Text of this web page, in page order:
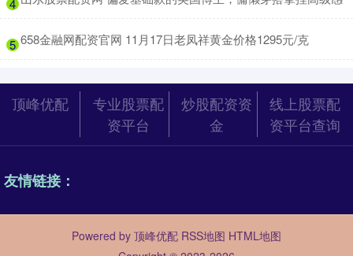
4
5 ​658金融网配资官网 11月17日老凤祥黄金价格1295元/克
顶峰优配
专业股票配
资平台
炒股配资资
金
线上股票配
资平台查询
友情链接：
Powered by 顶峰优配 RSS地图 HTML地图